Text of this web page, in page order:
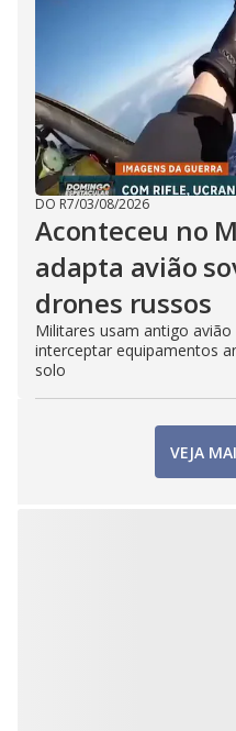
DO R7/03/08/2026
Aconteceu no
adapta avião
drones russos
Militares usam antigo
interceptar equipamentos
solo
VEJA